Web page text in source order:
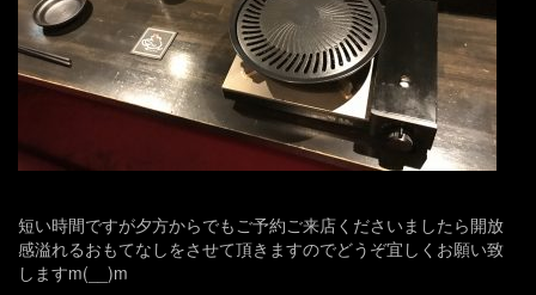
短い時間ですが夕方からでもご予約ご来店くださいましたら開放
感溢れるおもてなしをさせて頂きますのでどうぞ宜しくお願い致
しますm(__)m